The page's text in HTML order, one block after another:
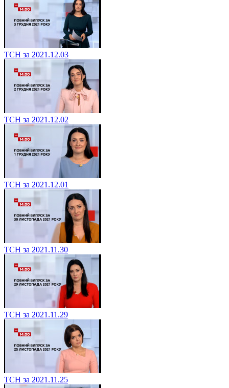
ТСН за 2021.12.03
ТСН за 2021.12.02
ТСН за 2021.12.01
ТСН за 2021.11.30
ТСН за 2021.11.29
ТСН за 2021.11.25